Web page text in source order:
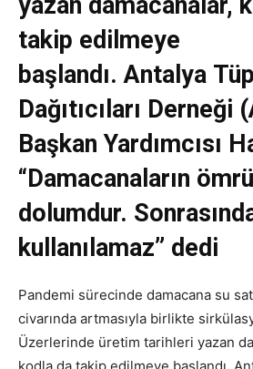
takip edilmeye
başlandı. Antalya
Dağıtıcıları Derneği
Başkan Yardımcısı
“Damacanaların
dolumdur.
kullanılamaz” dedi
Pandemi sürecinde damacana su
civarında artmasıyla birlikte
Üzerlerinde üretim tarihleri yazan